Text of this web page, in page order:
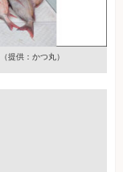
（提供：かつ丸）